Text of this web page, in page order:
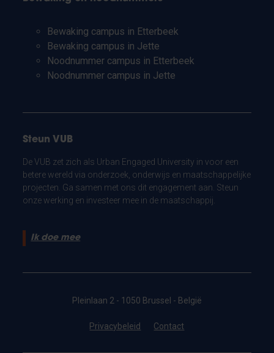
Bewaking campus in Etterbeek
Bewaking campus in Jette
Noodnummer campus in Etterbeek
Noodnummer campus in Jette
Steun VUB
De VUB zet zich als Urban Engaged University in voor een
betere wereld via onderzoek, onderwijs en maatschappelijke
projecten. Ga samen met ons dit engagement aan. Steun
onze werking en investeer mee in de maatschappij.
Ik doe mee
Pleinlaan 2 - 1050 Brussel - België
Privacybeleid Contact